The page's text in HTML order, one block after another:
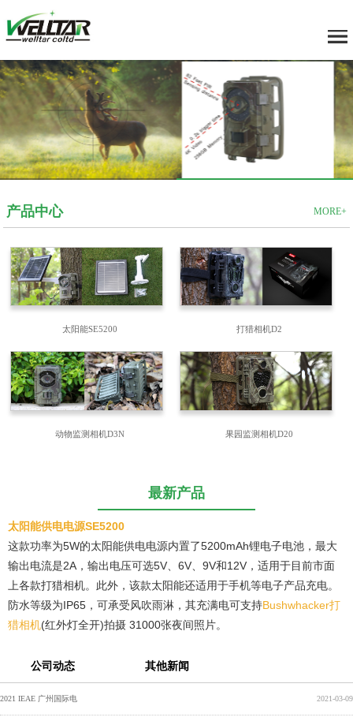
MORE+
产品中心
太阳能SE5200 打猎相机D2
动物监测相机D3N 果园监测相机D20
最新产品
太阳能供电电源SE5200
这款功率为5W的太阳能供电电源内置了5200mAh锂电子电池，最大
输出电流是2A，输出电压可选5V、6V、9V和12V，适用于目前市面
上各款打猎相机。此外，该款太阳能还适用于手机等电子产品充电。
防水等级为IP65，可承受风吹雨淋，其充满电可支持Bushwhacker打
猎相机(红外灯全开)拍摄 31000张夜间照片。
公司动态 其他新闻
2021-03-09
2021 IEAE 广州国际电